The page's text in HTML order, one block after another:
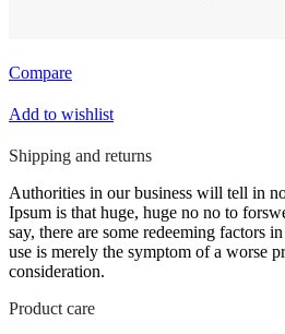
Compare
Add to wishlist
Shipping and returns
Authorities in our business will tell in
Ipsum is that huge, huge no no to
say, there are some redeeming factors
use is merely the symptom of a worse
consideration.
Product care